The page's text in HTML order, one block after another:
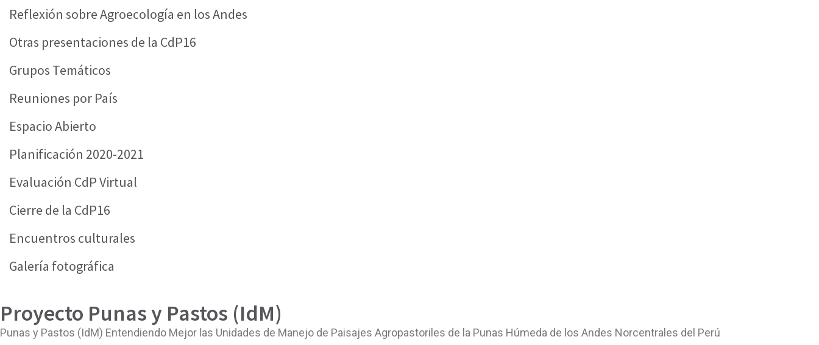
Reflexión sobre Agroecología en los Andes
Otras presentaciones de la CdP16
Grupos Temáticos
Reuniones por País
Espacio Abierto
Planificación 2020-2021
Evaluación CdP Virtual
Cierre de la CdP16
Encuentros culturales
Galería fotográfica
Proyecto Punas y Pastos (IdM)
Punas y Pastos (IdM) Entendiendo Mejor las Unidades de Manejo de Paisajes Agropastoriles de la Punas Húmeda de los Andes Norcentrales del Perú